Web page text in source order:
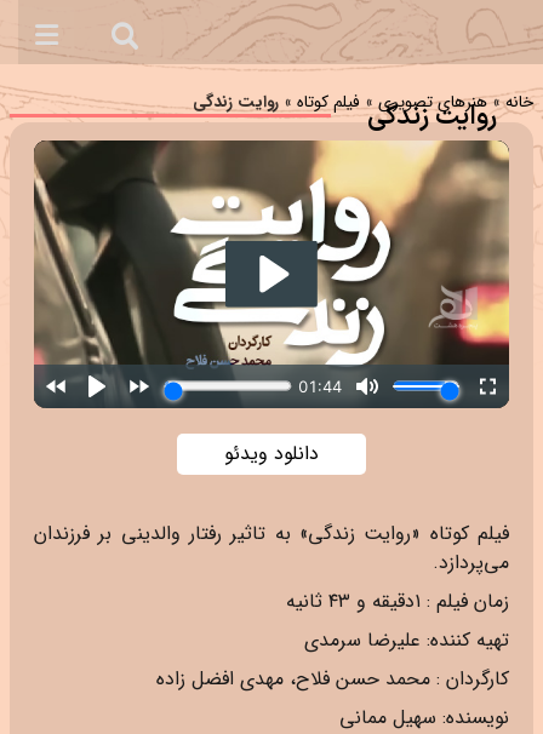
خانه»هنرهای تصویری»فیلم کوتاه » روایت زندگی روایت زندگی
دانلود ویدئو
فیلم کوتاه «روایت زندگی» به تاثیر رفتار والدینی بر فرزندان
می‌پردازد.
زمان فیلم : ۱دقیقه و ۴۳ ثانیه
تهیه کننده: علیرضا سرمدی
کارگردان : محمد حسن فلاح، مهدی افضل زاده
نویسنده: سهیل ممانی